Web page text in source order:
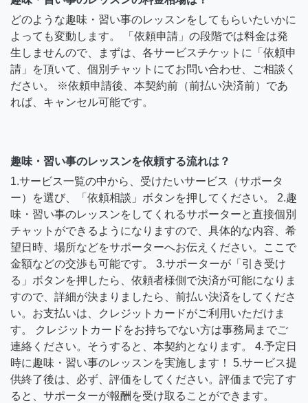
どのような趣味・習い事のレッスンをしてもらいたいかに
よっても変動します。 「依頼申請」の段階では料金は発
生しませんので、まずは、各サービスチケットに「依頼申
請」を頂いて、個別チャットにてお問い合わせ、ご相談く
ださい。 ※依頼申請後、本契約前（前払い決済前）であ
れば、キャンセル可能です。
趣味・習い事のレッスンを依頼する流れは？
1.サービス一覧の中から、受けたいサービス（サポータ
ー）を選び、「依頼相談」ボタンを押してください。 2.趣
味・習い事のレッスンをしてくれるサポーターと直接個別
チャットができるようになりますので、具体的な内容、希
望日時、場所などをサポーターへお伝えください。ここで
金額などの交渉も可能です。 3.サポーターが「引き受け
る」ボタンを押したら、依頼者様側で決済が可能になりま
すので、詳細が決まりましたら、前払い決済をしてくださ
い。お支払いは、クレジットカードがご利用いただけま
す。 クレジットカードをお持ちでない方は事務局までご
連絡ください。そうすると、本契約となります。 4.予定日
時に趣味・習い事のレッスンを実施します！ 5.サービス提
供終了後は、必ず、評価をしてください。評価まで完了す
ると、サポーターが報酬を受け取ることができます。